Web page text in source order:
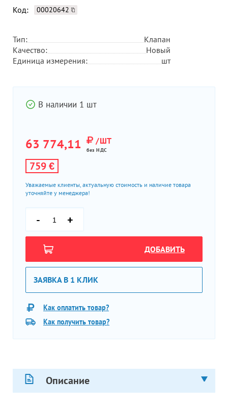
Код: 00020642
Тип:
Клапан
Качество:
Новый
Единица измерения:
шт
В наличии 1 шт
63 774,11 /ШТ
без НДС
759 €
Уважаемые клиенты, актуальную стоимость и наличие товара
уточняйте у менеджера!
- +
ДОБАВИТЬ
ЗАЯВКА В 1 КЛИК
Как оплатить товар?
Как получить товар?
Описание